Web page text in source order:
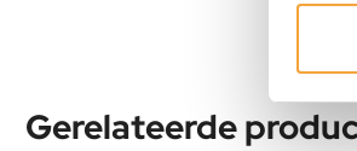
Gerelateerde